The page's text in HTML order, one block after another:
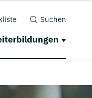
Suchen